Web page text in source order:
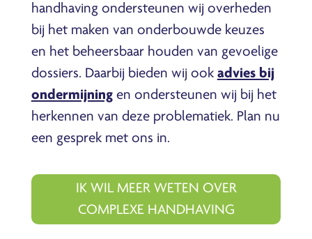
handhaving ondersteunen wij overheden
bij het maken van onderbouwde keuzes
en het beheersbaar houden van gevoelige
dossiers. Daarbij bieden wij ook advies bij
ondermijningen ondersteunen wij bij het
herkennen van deze problematiek. Plan nu
een gesprek met ons in.
IK WIL MEER WETEN OVER
COMPLEXE HANDHAVING